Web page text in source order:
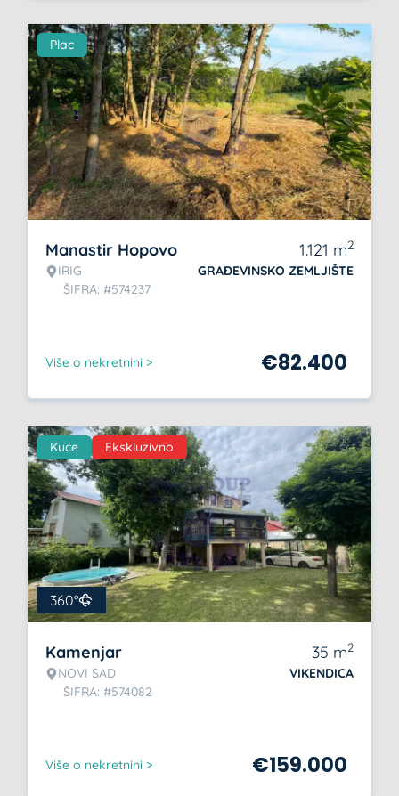
Plac
Manastir Hopovo
IRIG
ŠIFRA: #574237
1.121 m2
GRAĐEVINSKO ZEMLJIŠTE
Više o nekretnini > €82.400
Kuće Ekskluzivno
360°
Kamenjar
NOVI SAD
ŠIFRA: #574082
35 m2
VIKENDICA
Više o nekretnini > €159.000